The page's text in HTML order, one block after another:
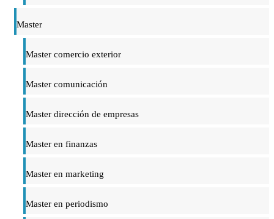
Master
Master comercio exterior
Master comunicación
Master dirección de empresas
Master en finanzas
Master en marketing
Master en periodismo